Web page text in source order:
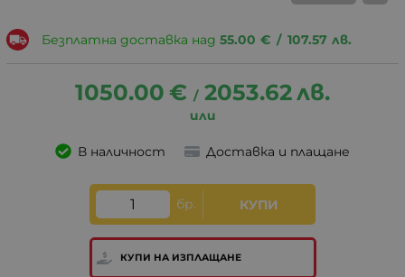
Безплатна доставка над 55.00 € / 107.57 лв.
1050.00 € / 2053.62лв.
В наличност Доставка и плащане
бр. КУПИ
КУПИ НА ИЗПЛАЩАНЕ